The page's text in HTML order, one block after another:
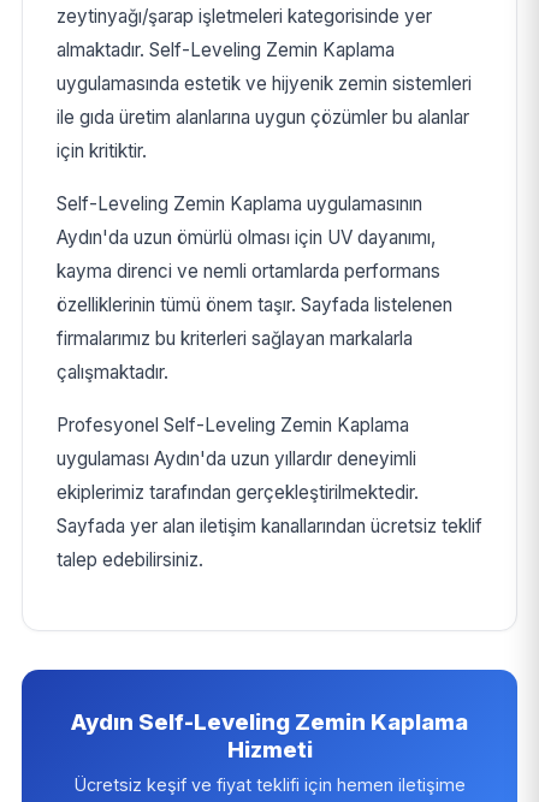
zeytinyağı/şarap işletmeleri kategorisinde yer
almaktadır. Self-Leveling Zemin Kaplama
uygulamasında estetik ve hijyenik zemin sistemleri
ile gıda üretim alanlarına uygun çözümler bu alanlar
için kritiktir.
Self-Leveling Zemin Kaplama uygulamasının
Aydın'da uzun ömürlü olması için UV dayanımı,
kayma direnci ve nemli ortamlarda performans
özelliklerinin tümü önem taşır. Sayfada listelenen
firmalarımız bu kriterleri sağlayan markalarla
çalışmaktadır.
Profesyonel Self-Leveling Zemin Kaplama
uygulaması Aydın'da uzun yıllardır deneyimli
ekiplerimiz tarafından gerçekleştirilmektedir.
Sayfada yer alan iletişim kanallarından ücretsiz teklif
talep edebilirsiniz.
Aydın Self-Leveling Zemin Kaplama
Hizmeti
Ücretsiz keşif ve fiyat teklifi için hemen iletişime